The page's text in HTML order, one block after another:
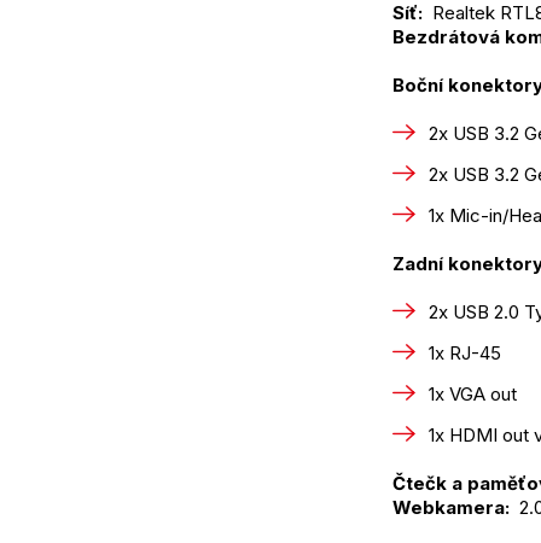
Síť: Realtek
Bezdrátová
Boční
2x USB 3.2
2x USB 3.2
1x Mic-in/
Zadní
2x USB 2.0
1x RJ-45
1x VGA out
1x HDMI out
Čtečk a
Webkamera: